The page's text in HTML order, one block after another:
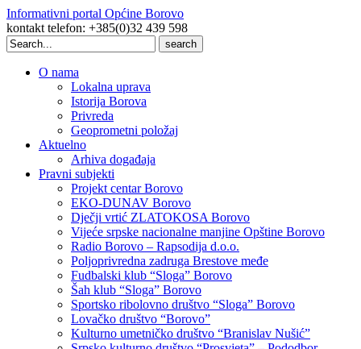
Informativni portal Općine Borovo
kontakt telefon: +385(0)32 439 598
Search
for:
O nama
Lokalna uprava
Istorija Borova
Privreda
Geoprometni položaj
Aktuelno
Arhiva događaja
Pravni subjekti
Projekt centar Borovo
EKO-DUNAV Borovo
Dječji vrtić ZLATOKOSA Borovo
Vijeće srpske nacionalne manjine Opštine Borovo
Radio Borovo – Rapsodija d.o.o.
Poljoprivredna zadruga Brestove međe
Fudbalski klub “Sloga” Borovo
Šah klub “Sloga” Borovo
Sportsko ribolovno društvo “Sloga” Borovo
Lovačko društvo “Borovo”
Kulturno umetničko društvo “Branislav Nušić”